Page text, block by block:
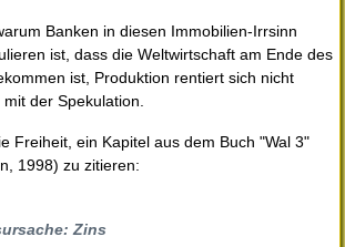
Banken in diesen Immobilien-Irrsinn
ist, dass die Weltwirtschaft am Ende des
ist, Produktion rentiert sich nicht
der Spekulation.
Freiheit, ein Kapitel aus dem Buch "Wal 3"
1998) zu zitieren:
Zins